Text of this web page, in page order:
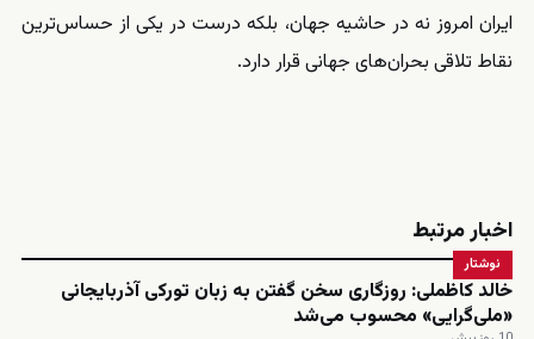
ایران امروز نه در حاشیه جهان، بلکه درست در یکی از حساس‌ترین
نقاط تلاقی بحران‌های جهانی قرار دارد.
اخبار مرتبط
نوشتار
خالد کاظملی: روزگاری سخن گفتن به زبان تورکی آذربایجانی
«ملی‌گرایی» محسوب می‌شد